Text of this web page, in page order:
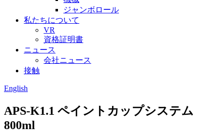
ジャンボロール
私たちについて
VR
資格証明書
ニュース
会社ニュース
接触
English
APS-K1.1 ペイントカップシステム
800ml